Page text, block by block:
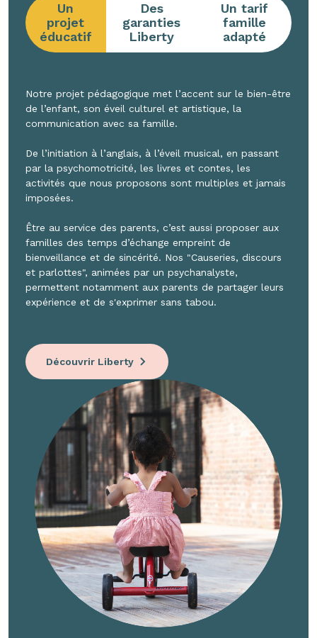
Un
projet
éducatif
Des
garanties
Liberty
Un tarif
famille
adapté
Notre projet pédagogique met l’accent sur le bien-être
de l’enfant, son éveil culturel et artistique, la
communication avec sa famille.
De l’initiation à l’anglais, à l’éveil musical, en passant
par la psychomotricité, les livres et contes, les
activités que nous proposons sont multiples et jamais
imposées.
Être au service des parents, c’est aussi proposer aux
familles des temps d’échange empreint de
bienveillance et de sincérité. Nos "Causeries, discours
et parlottes", animées par un psychanalyste,
permettent notamment aux parents de partager leurs
expérience et de s'exprimer sans tabou.
Découvrir Liberty